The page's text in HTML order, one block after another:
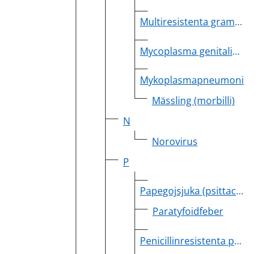
Multiresistenta gramnegativa bakterier (ej ESBL eller ESBLcarba)
Mycoplasma genitalium
Mykoplasmapneumoni
Mässling (morbilli)
N
Norovirus
P
Papegojsjuka (psittacos)
Paratyfoidfeber
Penicillinresistenta pneumokocker, PRP